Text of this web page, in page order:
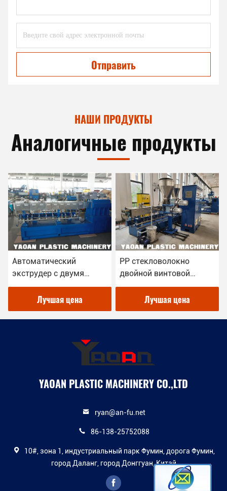
Отправить
НАШИ ПРОДУКТЫ
Аналогичные продукты
Автоматический
экструдер с двумя
винтами с годовой
гарантией.Лучшая цена
PP стекловолокно
двойной винтовой
экструзионной
пеллетной машины с 1-
летней гарантией,
деревянный корпус, T /
Лучшая цена
YAOAN PLASTIC MACHINERY CO.,LTD
ryan@an-fu.net
86-138-25752088
10#, зона 1, индустриальный парк Фумин, дорога Фумин,
город Даланг, город Донггуан, Китай